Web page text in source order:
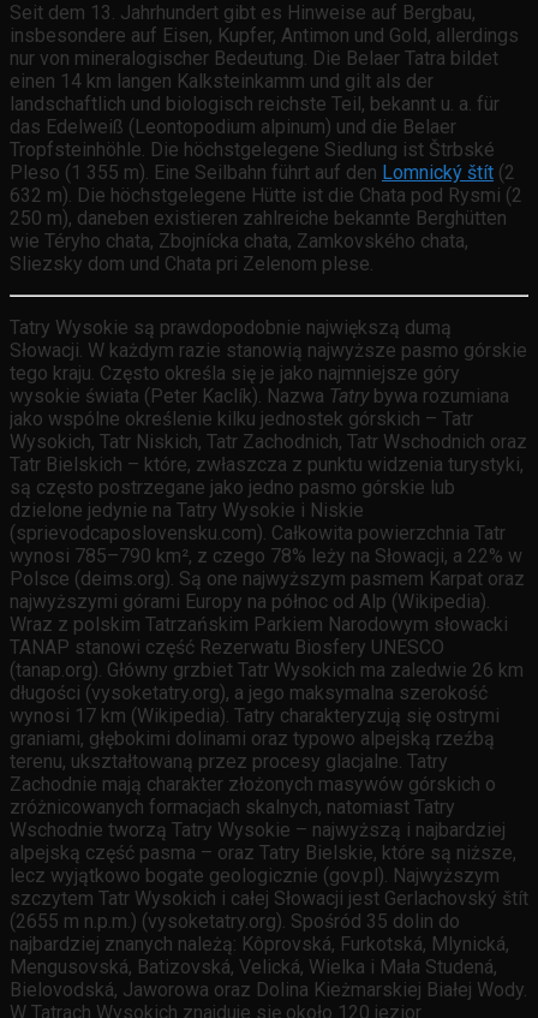
Seit dem 13. Jahrhundert gibt es Hinweise auf Bergbau,
insbesondere auf Eisen, Kupfer, Antimon und Gold, allerdings
nur von mineralogischer Bedeutung. Die Belaer Tatra bildet
einen 14 km langen Kalksteinkamm und gilt als der
landschaftlich und biologisch reichste Teil, bekannt u. a. für
das Edelweiß (Leontopodium alpinum) und die Belaer
Tropfsteinhöhle. Die höchstgelegene Siedlung ist Štrbské
Pleso (1 355 m). Eine Seilbahn führt auf den Lomnický štít (2
632 m). Die höchstgelegene Hütte ist die Chata pod Rysmi (2
250 m), daneben existieren zahlreiche bekannte Berghütten
wie Téryho chata, Zbojnícka chata, Zamkovského chata,
Sliezsky dom und Chata pri Zelenom plese.
Tatry Wysokie są prawdopodobnie największą dumą
Słowacji. W każdym razie stanowią najwyższe pasmo górskie
tego kraju. Często określa się je jako najmniejsze góry
wysokie świata (Peter Kaclík). Nazwa Tatrybywa rozumiana
jako wspólne określenie kilku jednostek górskich – Tatr
Wysokich, Tatr Niskich, Tatr Zachodnich, Tatr Wschodnich oraz
Tatr Bielskich – które, zwłaszcza z punktu widzenia turystyki,
są często postrzegane jako jedno pasmo górskie lub
dzielone jedynie na Tatry Wysokie i Niskie
(sprievodcaposlovensku.com). Całkowita powierzchnia Tatr
wynosi 785–790 km², z czego 78% leży na Słowacji, a 22% w
Polsce (deims.org). Są one najwyższym pasmem Karpat oraz
najwyższymi górami Europy na północ od Alp (Wikipedia).
Wraz z polskim Tatrzańskim Parkiem Narodowym słowacki
TANAP stanowi część Rezerwatu Biosfery UNESCO
(tanap.org). Główny grzbiet Tatr Wysokich ma zaledwie 26 km
długości (vysoketatry.org), a jego maksymalna szerokość
wynosi 17 km (Wikipedia). Tatry charakteryzują się ostrymi
graniami, głębokimi dolinami oraz typowo alpejską rzeźbą
terenu, ukształtowaną przez procesy glacjalne. Tatry
Zachodnie mają charakter złożonych masywów górskich o
zróżnicowanych formacjach skalnych, natomiast Tatry
Wschodnie tworzą Tatry Wysokie – najwyższą i najbardziej
alpejską część pasma – oraz Tatry Bielskie, które są niższe,
lecz wyjątkowo bogate geologicznie (gov.pl). Najwyższym
szczytem Tatr Wysokich i całej Słowacji jest Gerlachovský štít
(2655 m n.p.m.) (vysoketatry.org). Spośród 35 dolin do
najbardziej znanych należą: Kôprovská, Furkotská, Mlynická,
Mengusovská, Batizovská, Velická, Wielka i Mała Studená,
Bielovodská, Jaworowa oraz Dolina Kieżmarskiej Białej Wody.
W Tatrach Wysokich znajduje się około 120 jezior